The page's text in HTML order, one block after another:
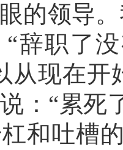
的领导
辞职了
从现在
：“累死
和吐槽